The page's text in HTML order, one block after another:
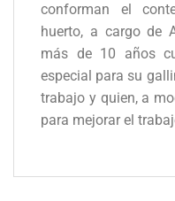
conforman el
huerto, a cargo de
más de 10 años
especial para su
trabajo y quien, a
para mejorar el